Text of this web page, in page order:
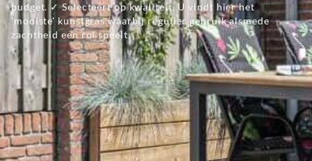
budget. ✓ Selecteert op kwaliteit. U vindt hier het
'mooiste' kunstgras waarbij regulier gebruik alsmede
zachtheid een rol speelt.